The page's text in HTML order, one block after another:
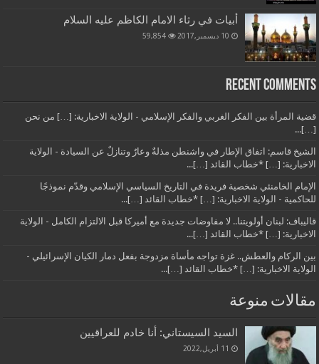
أبيات في رثاء الامام الكاظم عليه السلام
10 ديسمبر,2017 59,854
Recent Comments
قضية المرأة بين الفكر الغربي والفكر الإسلامي - الولاية الاخبارية: […] من نحن
[…]...
الشيخ قاسم: اتفاق الإطار في واشنطن مذلةٌ وعارٌ وتنازلٌ عن السيادة - الولاية
الاخبارية: […] *خطاب القائد […]...
الإمام الخامنئي شخصية فريدة في التاريخ السياسي الإسلامي وقدّم نموذجًا
للحاكمية - الولاية الاخبارية: […] *خطاب القائد […]...
قاليباف: لبنان أولويتنا.. لا مفاوضات جديدة مع أميركا قبل الالتزام الكامل - الولاية
الاخبارية: […] *خطاب القائد […]...
بين الركام والعطش.. غزة تواجه مأساة مزدوجة بفعل دمار الكيان الإسرائيلي -
الولاية الاخبارية: […] *خطاب القائد […]...
مقالات منوعة
السيد السيستاني: أنا خادم للعراقيين
11 أبريل,2022